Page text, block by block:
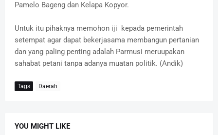
Pamelo Bageng dan Kelapa Kopyor.
Untuk itu pihaknya memohon iji kepada pemerintah
setempat agar dapat bekerjasama membangun pertanian
dan yang paling penting adalah Parmusi meruupakan
sahabat petani tanpa adanya muatan politik. (Andik)
Tags Daerah
YOU MIGHT LIKE